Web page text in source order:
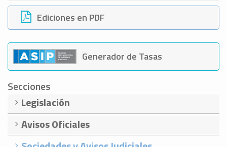
Ediciones en PDF
Generador de Tasas
Secciones
Legislación
Avisos Oficiales